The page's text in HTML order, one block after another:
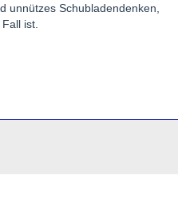
unnützes Schubladendenken,
ist.